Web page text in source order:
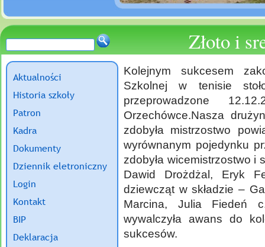
Aktualności
Historia szkoły
Patron
Kadra
Dokumenty
Dziennik eletroniczny
Login
Kontakt
BIP
Deklaracja
Złoto i
Kolejnym sukcesem
Szkolnej w tenisie
przeprowadzone
Orzechówce.Nasza
zdobyła mistrzostwo
wyrównanym pojedynku
zdobyła wicemistrzostwo i
Dawid Drożdżal, Eryk
dziewcząt w składzie –
Marcina, Julia Fiedeń
wywalczyła awans do
sukcesów.